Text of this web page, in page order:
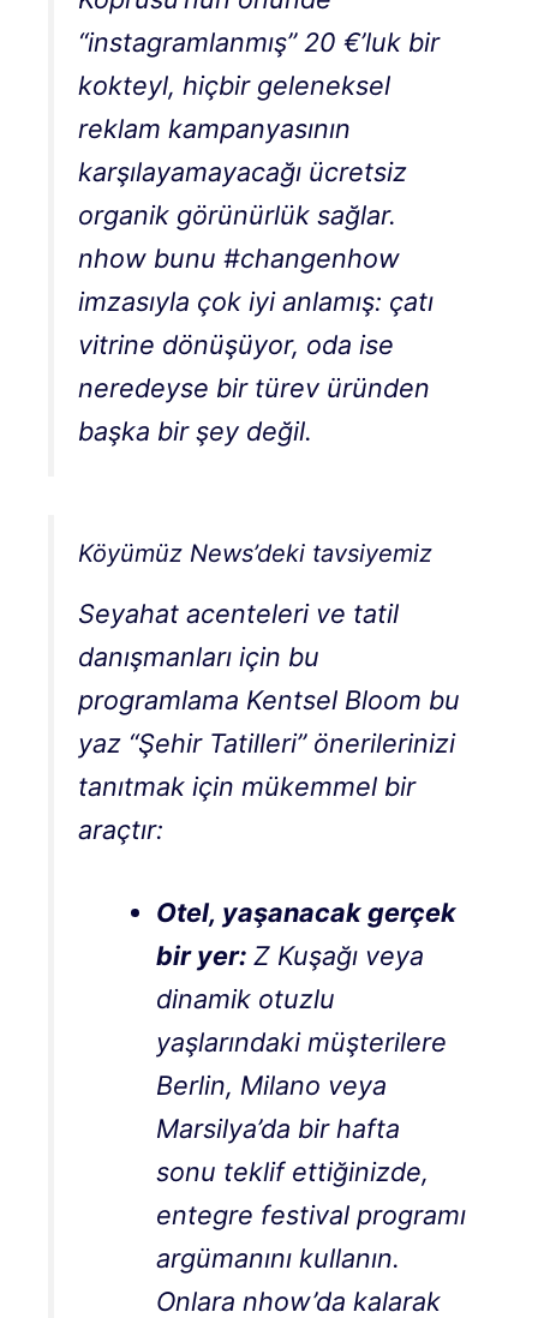
“instagramlanmış” 20 €’luk bir
kokteyl, hiçbir geleneksel
reklam kampanyasının
karşılayamayacağı ücretsiz
organik görünürlük sağlar.
nhow bunu #changenhow
imzasıyla çok iyi anlamış: çatı
vitrine dönüşüyor, oda ise
neredeyse bir türev üründen
başka bir şey değil.
Köyümüz News’deki tavsiyemiz
Seyahat acenteleri ve tatil
danışmanları için bu
programlama Kentsel Bloom bu
yaz “Şehir Tatilleri” önerilerinizi
tanıtmak için mükemmel bir
araçtır:
Otel, yaşanacak gerçek
bir yer: Z Kuşağı veya
dinamik otuzlu
yaşlarındaki müşterilere
Berlin, Milano veya
Marsilya’da bir hafta
sonu teklif ettiğinizde,
entegre festival programı
argümanını kullanın.
Onlara nhow’da kalarak